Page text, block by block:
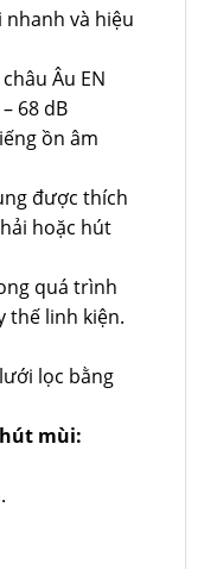
và hiệu
Âu EN
68 dB
ồn âm
được thích
hoặc hút
quá trình
thế linh kiện.
lọc bằng
mùi: